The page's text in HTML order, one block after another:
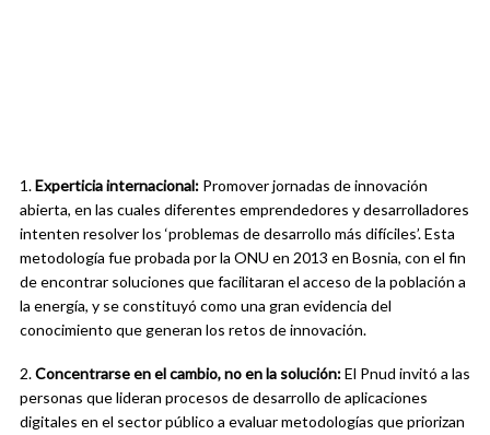
1.Experticia internacional: Promover jornadas de innovación
abierta, en las cuales diferentes emprendedores y desarrolladores
intenten resolver los ‘problemas de desarrollo más difíciles’. Esta
metodología fue probada por la ONU en 2013 en Bosnia, con el fin
de encontrar soluciones que facilitaran el acceso de la población a
la energía, y se constituyó como una gran evidencia del
conocimiento que generan los retos de innovación.
2.Concentrarse en el cambio, no en la solución:El Pnud invitó a las
personas que lideran procesos de desarrollo de aplicaciones
digitales en el sector público a evaluar metodologías que priorizan